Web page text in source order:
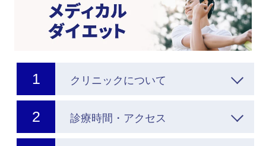
クリニックについて
診療時間・アクセス